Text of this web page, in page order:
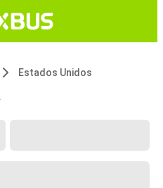
Estados Unidos